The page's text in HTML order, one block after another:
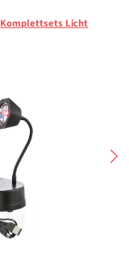
Komplettsets Licht